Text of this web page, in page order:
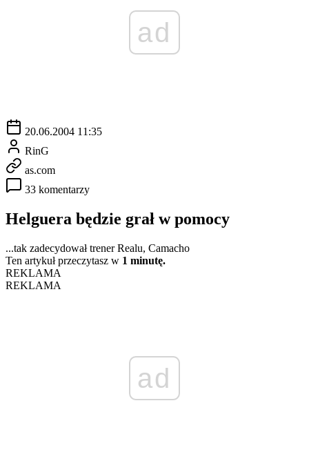
ad
20.06.2004 11:35
RinG
as.com
33 komentarzy
Helguera będzie grał w pomocy
...tak zadecydował trener Realu, Camacho
Ten artykuł przeczytasz w 1 minutę.
REKLAMA
REKLAMA
ad